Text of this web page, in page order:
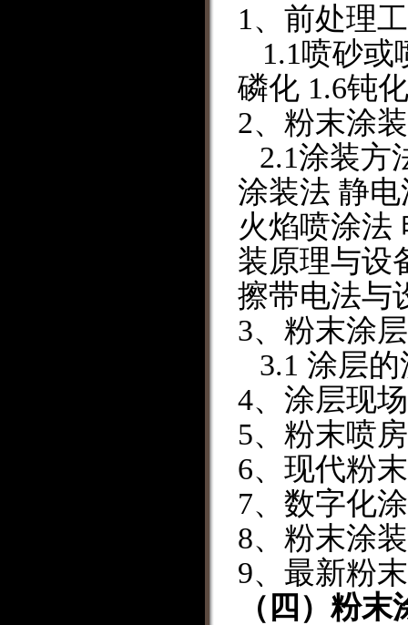
1、 前处理
1.1喷砂或
磷化1.6钝化
2、 粉末涂
2.1涂装方
涂装法 静
火焰喷涂法
装原理与设
擦带电法与
3、 粉末涂
3.1 涂层的
4、 涂层现
5、 粉末喷
6、 现代粉
7、 数字化
8、 粉末涂
9、 最新粉
（四） 粉末